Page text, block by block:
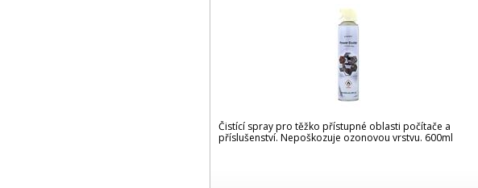
Čistící spray pro těžko přístupné oblasti počítače a
příslušenství. Nepoškozuje ozonovou vrstvu. 600ml